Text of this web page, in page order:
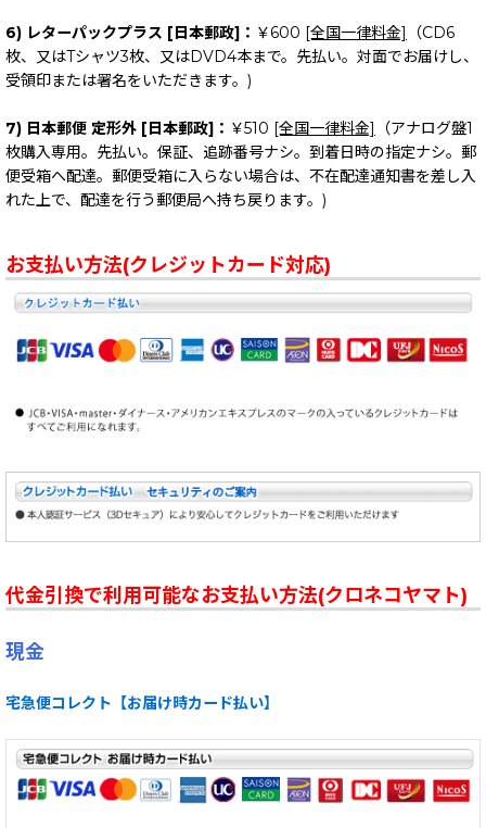
6) レターパックプラス [日本郵政]： ￥600 [全国一律料金]
（CD6
枚、又はTシャツ3枚、又はDVD4本まで。先払い。対面でお届けし、
受領印または署名をいただきます。)
7) 日本郵便 定形外 [日本郵政]： ￥510 [全国一律料金]
（アナログ盤1
枚購入専用。先払い。保証、追跡番号ナシ。到着日時の指定ナシ。郵
便受箱へ配達。郵便受箱に入らない場合は、不在配達通知書を差し入
れた上で、配達を行う郵便局へ持ち戻ります。)
お支払い方法(クレジットカード対応)
代金引換で利用可能なお支払い方法(クロネコヤマト)
現金
宅急便コレクト【お届け時カード払い】